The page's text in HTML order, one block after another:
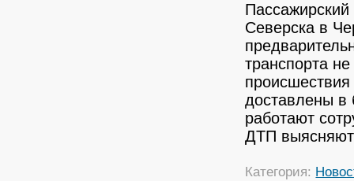
Пассажирский
Северска в
транспорта
доставлены в
работают
ДТП
Категория: